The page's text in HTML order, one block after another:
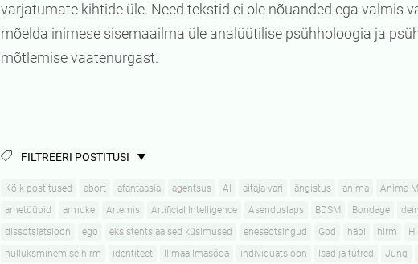
varjatumate kihtide üle. Need tekstid ei ole nõuanded ega valmis
mõelda inimese sisemaailma üle analüütilise psühholoogia ja
mõtlemise vaatenurgast.
FILTREERI POSTITUSI
Kõik postitused abort afantaasia agentsus AI aitaja vari ängistus anima Anima
arhetüübid
armuke Artemis Artificial Intelligence Asenduslaps BDSM Bondage
dissotsiatsioon
ego eksistentsiaalsed küsimused eneseotsingud God häbi hirm
hulluksminemise hirm
identiteet II maailmasõda individuatsioon Isad ja tütred Jung